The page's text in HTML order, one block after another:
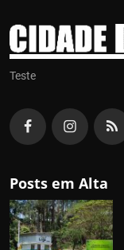
Teste
Posts em Alta